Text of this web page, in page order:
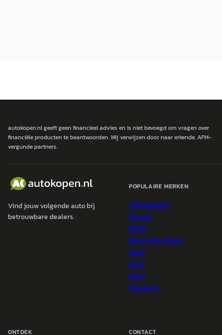
autokopen.nl geeft geen financieel advies en is niet bevoegd om vragen over
financiële producten te beantwoorden. Wij verwijzen door naar erkende, AFM-
vergunde partners.
Vind jouw volgende auto bij
betrouwbare dealers.
POPULAIRE MERKEN
Volkswagen
Toyota
BMW
Mercedes-Benz
Audi
Ford
Opel
Peugeot
ONTDEK CONTACT